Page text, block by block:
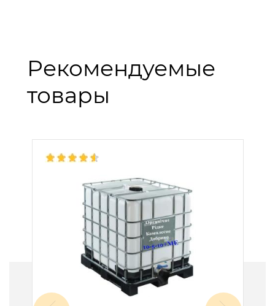
Рекомендуемые
товары